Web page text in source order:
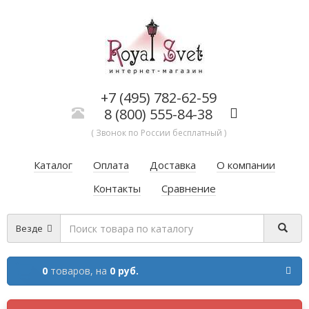
+7 (495) 782-62-59
8 (800) 555-84-38
( Звонок по России бесплатный )
Каталог Оплата Доставка
О компании
Контакты
Сравнение
Везде
0 товаров, на 0 руб.